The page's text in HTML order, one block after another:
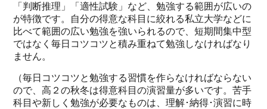
「判断推理」「適性試験」など、勉強する範囲が広いの
が特徴です。自分の得意な科目に絞れる私立大学などに
比べて範囲の広い勉強を強いられるので、短期間集中型
ではなく毎日コツコツと積み重ねて勉強しなければなり
ません。
（毎日コツコツと勉強する習慣を作らなければならない
ので、高２の秋冬は得意科目の演習量が多いです。苦手
科目や新しく勉強が必要なものは、理解･納得･演習に時